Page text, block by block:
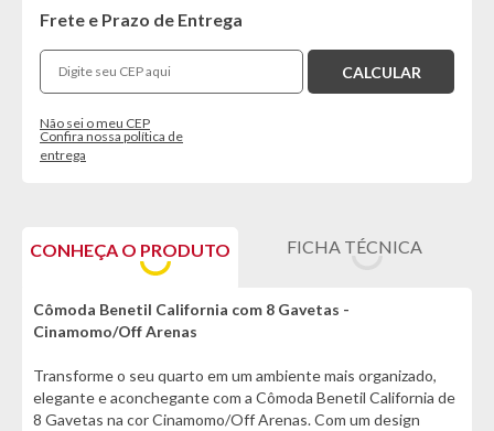
Frete e Prazo de Entrega
Não sei o meu CEP
Confira nossa política de
entrega
CONHEÇA O PRODUTO FICHA TÉCNICA
Cômoda Benetil California com 8 Gavetas -
Cinamomo/Off Arenas
Transforme o seu quarto em um ambiente mais organizado,
elegante e aconchegante com a Cômoda Benetil California de
8 Gavetas na cor Cinamomo/Off Arenas. Com um design